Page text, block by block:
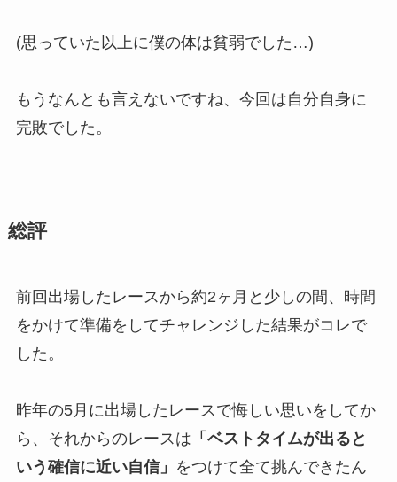
(思っていた以上に僕の体は貧弱でした…)
もうなんとも言えないですね、今回は自分自身に
完敗でした。
総評
前回出場したレースから約2ヶ月と少しの間、時間
をかけて準備をしてチャレンジした結果がコレで
した。
昨年の5月に出場したレースで悔しい思いをしてか
ら、それからのレースは 「ベストタイムが出ると
いう確信に近い自信」 をつけて全て挑んできたん